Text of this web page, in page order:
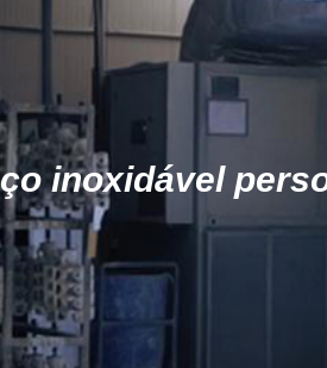
inoxidável